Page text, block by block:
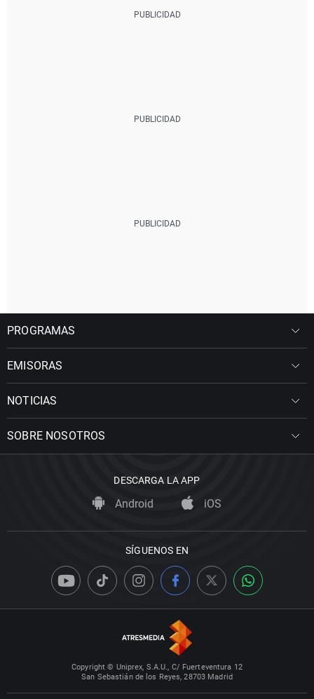
PROGRAMAS
EMISORAS
NOTICIAS
SOBRE NOSOTROS
DESCARGA LA APP
Android iOS
SÍGUENOS EN
Copyright © Uniprex, S.A.U., C/ Fuerteventura 12
San Sebastián de los Reyes, 28703 Madrid